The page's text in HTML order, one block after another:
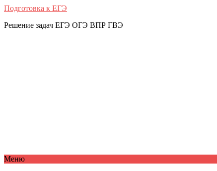
Подготовка к ЕГЭ
Решение задач ЕГЭ ОГЭ ВПР ГВЭ
Меню